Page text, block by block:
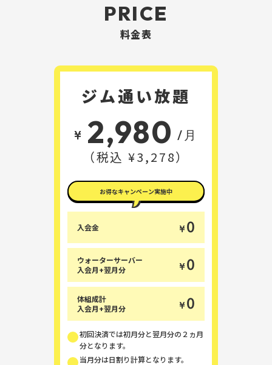
PRICE
料金表
ジム通い放題
¥ 2,980 /月
（税込 ¥3,278）
お得なキャンペーン実施中
入会金 ¥ 0
ウォーターサーバー
入会月+翌月分
¥ 0
体組成計
入会月+翌月分
¥ 0
初回決済では初月分と翌月分の２ヵ月
分となります。
当月分は日割り計算となります。